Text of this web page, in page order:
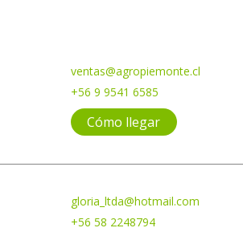
ventas@agropiemonte.cl
+56 9 9541 6585
Cómo llegar
gloria_ltda@hotmail.com
+56 58 2248794